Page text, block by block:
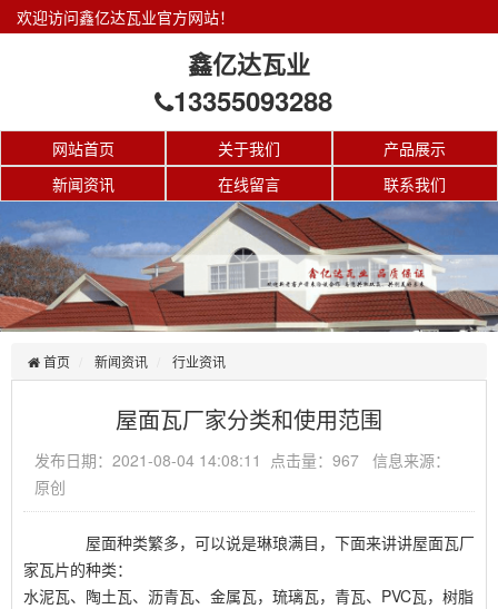
欢迎访问鑫亿达瓦业官方网站！
鑫亿达瓦业
13355093288
网站首页 关于我们
产品展示
新闻资讯
在线留言 联系我们
首页 新闻资讯 行业资讯
屋面瓦厂家分类和使用范围
发布日期：2021-08-04 14:08:11 点击量：967 信息来源：
原创
屋面种类繁多，可以说是琳琅满目，下面来讲讲屋面瓦厂
家瓦片的种类：
水泥瓦、陶土瓦、沥青瓦、金属瓦，琉璃瓦，青瓦、PVC瓦，树脂